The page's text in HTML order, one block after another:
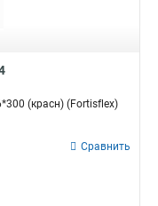
(красн) (Fortisflex)
Сравнить